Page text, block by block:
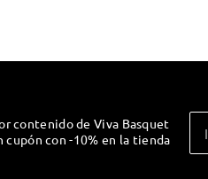
contenido de Viva Basquet
cupón con -10% en la tienda